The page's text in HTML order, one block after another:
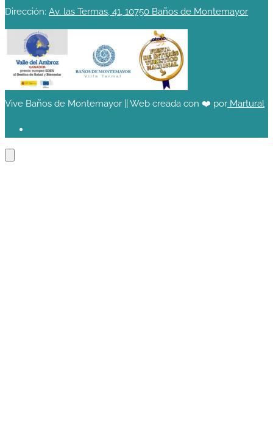
Dirección: Av. las Termas, 41, 10750 Baños de Montemayor
Vive Baños de Montemayor || Web creada con ❤️ por Martural